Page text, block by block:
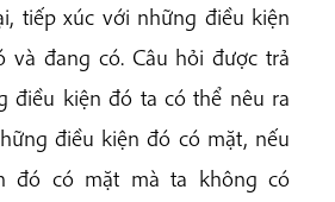
tiếp xúc với những điều kiện
và đang có. Câu hỏi được trả
điều kiện đó ta có thể nêu ra
điều kiện đó có mặt, nếu
đó có mặt mà ta không có